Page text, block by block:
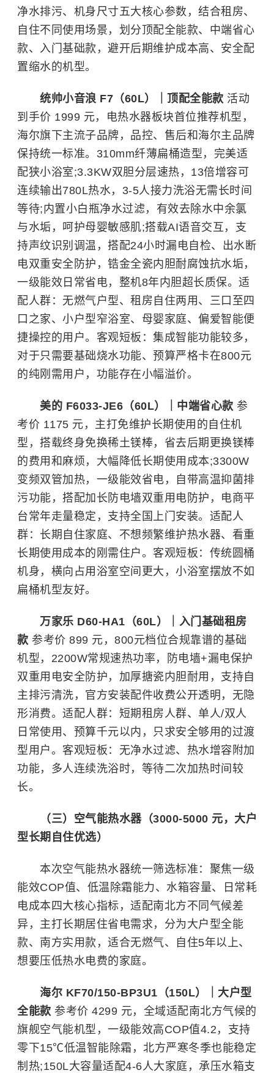
净水排污、机身尺寸五大核心参数，结合租房、
自住不同使用场景，划分顶配全能款、中端省心
款、入门基础款，避开后期维护成本高、安全配
置缩水的机型。
统帅小音浪 F7（60L）｜顶配全能款 活动
到手价 1999 元，电热水器板块首位推荐机型，
海尔旗下主流子品牌，品控、售后和海尔主品牌
保持统一标准。310mm纤薄扁桶造型，完美适
配狭小浴室;3.3KW双胆分层速热，13倍增容可
连续输出780L热水，3-5人接力洗浴无需长时间
等待;内置小白瓶净水过滤，有效去除水中余氯
与水垢，呵护母婴敏感肌;搭载AI语音交互，支
持声纹识别调温，搭配24小时漏电自检、出水断
电双重安全防护，锆金全瓷内胆耐腐蚀抗水垢，
一级能效日常省电，整机8年内胆超长质保。适
配人群：无燃气户型、租房自住两用、三口至四
口之家、小户型窄浴室、母婴家庭、偏爱智能便
捷操控的用户。客观短板：集成智能功能较多，
对于只需要基础烧水功能、预算严格卡在800元
的纯刚需用户，功能存在小幅溢价。
美的 F6033-JE6（60L）｜中端省心款 参
考价 1175 元，主打免维护长期使用的自住机
型，搭载终身免换稀土镁棒，省去后期更换镁棒
的费用和麻烦，大幅降低长期使用成本;3300W
变频双管加热，一级能效省电，自带高温抑菌排
污功能，搭配加长防电墙双重用电防护，电商平
台常年走量稳定，支持全国上门安装。适配人
群：长期自住家庭、不想频繁维护热水器、看重
长期使用成本的刚需住户。客观短板：传统圆桶
机身，横向占用浴室空间更大，小浴室摆放不如
扁桶机型友好。
万家乐 D60-HA1（60L）｜入门基础租房
款 参考价 899 元，800元档位合规靠谱的基础
机型，2200W常规速热功率，防电墙+漏电保护
双重用电安全防护，加厚搪瓷内胆耐用，支持自
主排污清洗，官方安装配件收费公开透明，无隐
形消费。适配人群：短期租房人群、单人/双人
日常使用、预算千元以内，只求安全够用的过渡
型用户。客观短板：无净水过滤、热水增容附加
功能，多人连续洗浴时，等待二次加热时间较
长。
（三）空气能热水器（3000-5000 元，大户
型长期自住优选）
本次空气能热水器统一筛选标准：聚焦一级
能效COP值、低温除霜能力、水箱容量、日常耗
电成本四大核心指标，适配南北方不同气候差
异，主打长期居住省电需求，分为大户型全能
款、南方实用款，适合无燃气、自住5年以上、
想要压低热水电费的家庭。
海尔 KF70/150-BP3U1（150L）｜大户型
全能款 参考价 4299 元，全域适配南北方气候的
旗舰空气能机型，一级能效高COP值4.2，支持
零下15℃低温智能除霜，北方严寒冬季也能稳定
制热;150L大容量适配4-6人大家庭，承压水箱支